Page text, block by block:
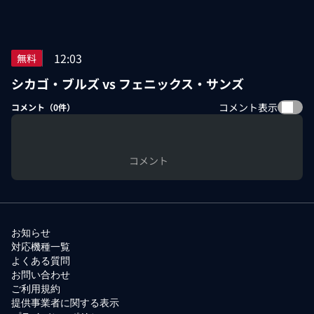
無料 12:03
シカゴ・ブルズ vs フェニックス・サンズ
コメント（0件） コメント表示
コメント
お知らせ
対応機種一覧
よくある質問
お問い合わせ
ご利用規約
提供事業者に関する表示